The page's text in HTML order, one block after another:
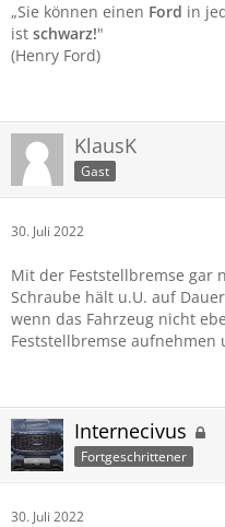
„Sie können einen Ford in
ist schwarz!"
(Henry Ford)
KlausK
Gast
30. Juli 2022
Mit der Feststellbremse gar
Schraube hält u.U. auf
wenn das Fahrzeug nicht
Feststellbremse
Internecivus
Fortgeschrittener
30. Juli 2022